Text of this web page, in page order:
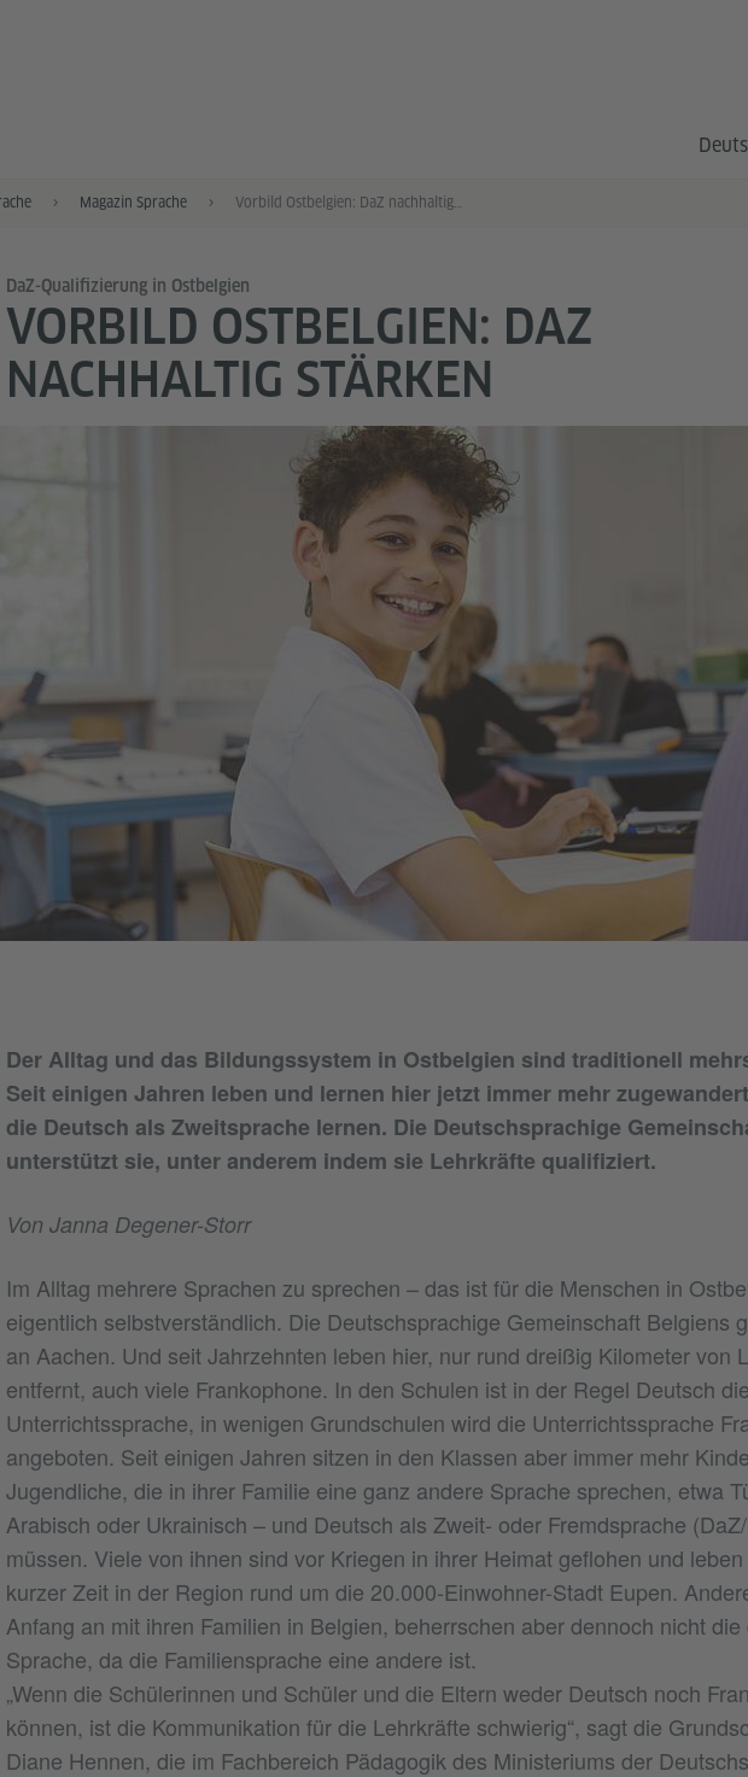
Magazin Sprache Vorbild Ostbelgien: DaZ nachhaltig stärken
DaZ-Qualifizierung in Ostbelgien
VORBILD OSTBELGIEN: DAZ
NACHHALTIG STÄRKEN
Der Alltag und das Bildungssystem in Ostbelgien sind traditionell
Seit einigen Jahren leben und lernen hier jetzt immer mehr
die Deutsch als Zweitsprache lernen. Die Deutschsprachige
unterstützt sie, unter anderem indem sie Lehrkräfte qualifiziert.
Von Janna Degener-Storr
Im Alltag mehrere Sprachen zu sprechen – das ist für die Menschen in
eigentlich selbstverständlich. Die Deutschsprachige Gemeinschaft Belgiens
an Aachen. Und seit Jahrzehnten leben hier, nur rund dreißig Kilometer von
entfernt, auch viele Frankophone. In den Schulen ist in der Regel Deutsch die
Unterrichtssprache, in wenigen Grundschulen wird die Unterrichtssprache
angeboten. Seit einigen Jahren sitzen in den Klassen aber immer mehr
Jugendliche, die in ihrer Familie eine ganz andere Sprache sprechen, etwa
Arabisch oder Ukrainisch – und Deutsch als Zweit- oder Fremdsprache
müssen. Viele von ihnen sind vor Kriegen in ihrer Heimat geflohen und
kurzer Zeit in der Region rund um die 20.000-Einwohner-Stadt Eupen.
Anfang an mit ihren Familien in Belgien, beherrschen aber dennoch nicht die
Sprache, da die Familiensprache eine andere ist.
„Wenn die Schülerinnen und Schüler und die Eltern weder Deutsch noch
können, ist die Kommunikation für die Lehrkräfte schwierig“, sagt die
Diane Hennen, die im Fachbereich Pädagogik des Ministeriums der